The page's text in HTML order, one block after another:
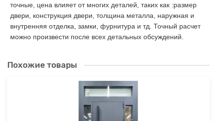
точные, цена влияет от многих деталей, таких как :размер
двери, конструкция двери, толщина металла, наружная и
внутренняя отделка, замки, фурнитура и тд. Точный расчет
можно произвести после всех детальных обсуждений.
Похожие товары